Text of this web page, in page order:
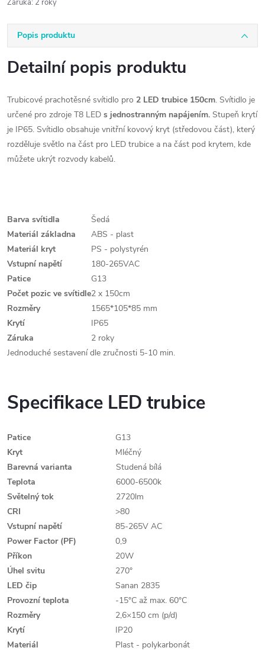
Záruka: 2 roky
Popis produktu
Detailní popis produktu
Trubicové prachotěsné svítidlo pro 2 LED trubice 150cm. Svítidlo je
určené pro zdroje T8 LED s jednostranným napájením. Stupeň krytí
je IP65. Svítidlo obsahuje vnitřní kovový kryt (středovou část), který
rozděluje světlo na část pro LED trubice a na část pod krytem, kde
můžete ukrýt rozvody kabelů.
Barva svítidla
Šedá
Materiál základna
ABS - plast
Materiál kryt
PS - polystyrén
Vstupní napětí
180-265VAC
Patice
G13
Počet pozic ve svítidle2 x 150cm
Rozměry
1565*105*85 mm
Krytí
IP65
Záruka
2 roky
Jednoduché sestavení dle zručnosti 5-10 min.
Specifikace LED trubice
Patice
G13
Kryt
Mléčný
Barevná varianta
Studená bílá
Teplota
6000-6500k
Světelný tok
2720lm
CRI
>80
Vstupní napětí
85-265V AC
Power Factor (PF)
0,9
Příkon
20W
Úhel svitu
270°
LED čip
Sanan 2835
Provozní teplota
-15°C až max. 60°C
Rozměry
2,6×150 cm (p/d)
Krytí
IP20
Materiál
Plast - polykarbonát